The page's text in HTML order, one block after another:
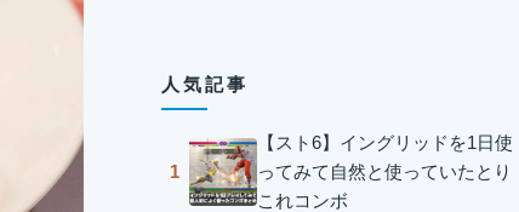
人気記事
1
【スト6】イングリッドを1日使
ってみて自然と使っていたとり
これコンボ